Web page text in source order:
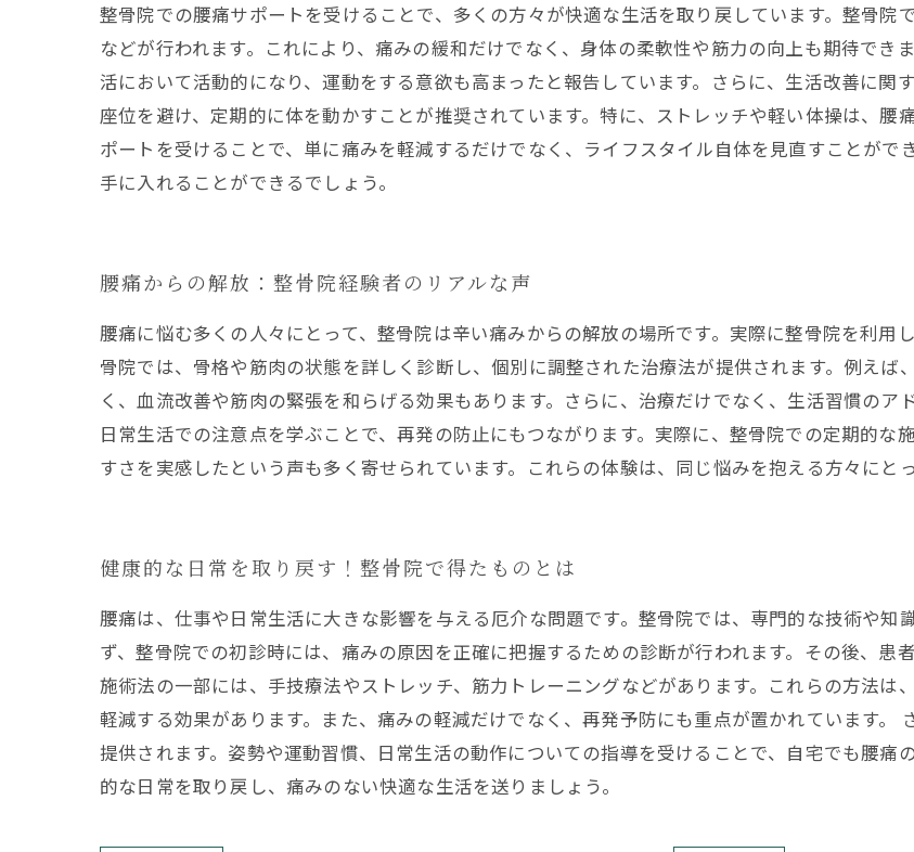
整骨院での腰痛サポートを受けることで、多くの方々が快適な生活を取り戻しています。整骨院
などが行われます。これにより、痛みの緩和だけでなく、身体の柔軟性や筋力の向上も期待でき
活において活動的になり、運動をする意欲も高まったと報告しています。さらに、生活改善に関
座位を避け、定期的に体を動かすことが推奨されています。特に、ストレッチや軽い体操は、腰
ポートを受けることで、単に痛みを軽減するだけでなく、ライフスタイル自体を見直すことがで
手に入れることができるでしょう。
腰痛からの解放：整骨院経験者のリアルな声
腰痛に悩む多くの人々にとって、整骨院は辛い痛みからの解放の場所です。実際に整骨院を利用
骨院では、骨格や筋肉の状態を詳しく診断し、個別に調整された治療法が提供されます。例え
く、血流改善や筋肉の緊張を和らげる効果もあります。さらに、治療だけでなく、生活習慣のア
日常生活での注意点を学ぶことで、再発の防止にもつながります。実際に、整骨院での定期的な
すさを実感したという声も多く寄せられています。これらの体験は、同じ悩みを抱える方々にと
健康的な日常を取り戻す！整骨院で得たものとは
腰痛は、仕事や日常生活に大きな影響を与える厄介な問題です。整骨院では、専門的な技術や知
ず、整骨院での初診時には、痛みの原因を正確に把握するための診断が行われます。その後、患
施術法の一部には、手技療法やストレッチ、筋力トレーニングなどがあります。これらの方法は
軽減する効果があります。また、痛みの軽減だけでなく、再発予防にも重点が置かれています。
提供されます。姿勢や運動習慣、日常生活の動作についての指導を受けることで、自宅でも腰痛
的な日常を取り戻し、痛みのない快適な生活を送りましょう。